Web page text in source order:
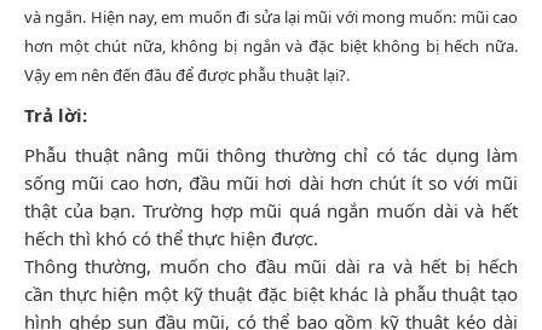
và ngắn. Hiện nay, em muốn đi sửa lại mũi với mong muốn: mũi cao
hơn một chút nữa, không bị ngắn và đặc biệt không bị hếch nữa.
Vậy em nên đến đầu để được phẫu thuật lại?.
Trả lời:
Phẫu thuật nâng mũi thông thường chỉ có tác dụng làm
sống mũi cao hơn, đầu mũi hơi dài hơn chút ít so với mũi
thật của bạn. Trường hợp mũi quá ngắn muốn dài và hết
hếch thì khó có thể thực hiện được.
Thông thường, muốn cho đầu mũi dài ra và hết bị hếch
cần thực hiện một kỹ thuật đặc biệt khác là phẫu thuật tạo
hình ghép sụn đầu mũi, có thể bao gồm kỹ thuật kéo dài